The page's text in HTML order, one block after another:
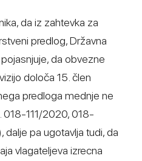
da iz zahtevka za
predlog, Državna
da obvezne
določa 15. člen
predloga mednje ne
018-111/2020, 018-
dalje pa ugotavlja tudi, da
vlagateljeva izrecna